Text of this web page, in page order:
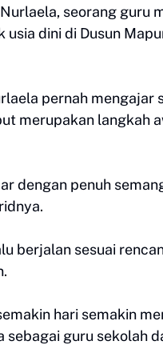
seorang guru
dini di Dusun
pernah mengajar
merupakan langkah
dengan penuh
berjalan sesuai
hari semakin
guru sekolah